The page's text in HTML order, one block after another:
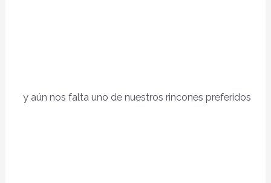
y aún nos falta uno de nuestros rincones preferidos